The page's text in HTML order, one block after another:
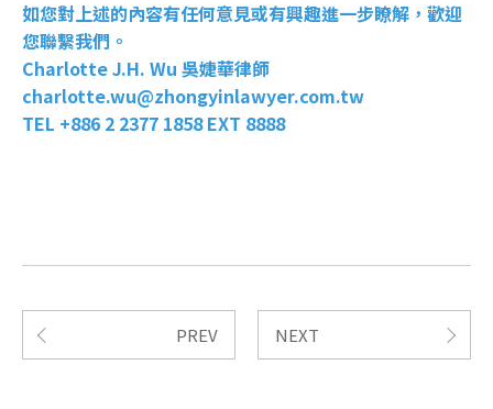
如您對上述的內容有任何意見或有興趣進一步瞭解，歡迎
您聯繫我們。
Charlotte J.H. Wu 吳婕華律師
charlotte.wu@zhongyinlawyer.com.tw
TEL +886 2 2377 1858 EXT 8888
PREV NEXT